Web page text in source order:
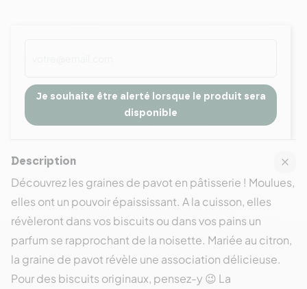
Je souhaite être alerté lorsque le produit sera
disponible
Description
Découvrez les graines de pavot en pâtisserie ! Moulues,
elles ont un pouvoir épaississant. A la cuisson, elles
révèleront dans vos biscuits ou dans vos pains un
parfum se rapprochant de la noisette. Mariée au citron,
la graine de pavot révèle une association délicieuse.
Pour des biscuits originaux, pensez-y 😉 La